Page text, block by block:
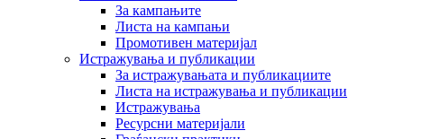
За кампањите
Листа на кампањи
Промотивен материјал
Истражувања и публикации
За истражувањата и публикациите
Листа на истражувања и публикации
Истражувања
Ресурсни материјали